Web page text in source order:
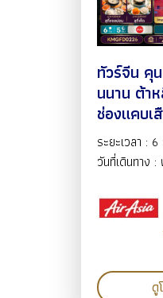
ทัวร์จีน คุ
นนาน ต้า
ช่องแคบเ
หิมะมังกร
สุ่ยเหอ อุท
พ.ย.69-มี
ระยะเวลา : 6
วันที่เดินทาง
ดู